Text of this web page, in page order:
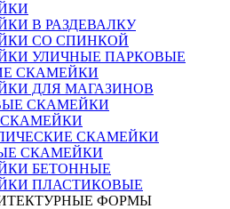
В РАЗДЕВАЛКУ
СО СПИНКОЙ
УЛИЧНЫЕ ПАРКОВЫЕ
СКАМЕЙКИ
ДЛЯ МАГАЗИНОВ
СКАМЕЙКИ
СКАМЕЙКИ
СКАМЕЙКИ
БЕТОННЫЕ
ПЛАСТИКОВЫЕ
ФОРМЫ